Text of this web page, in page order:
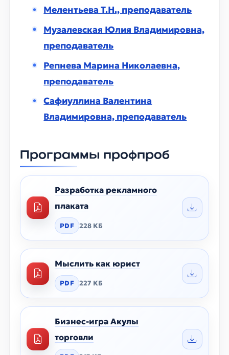
Мелентьева Т.Н., преподаватель
Музалевская Юлия Владимировна,
преподаватель
Репнева Марина Николаевна,
преподаватель
Сафиуллина Валентина
Владимировна, преподаватель
Программы профпроб
Разработка рекламного
плаката
PDF 228 КБ
Мыслить как юрист
PDF 227 КБ
Бизнес-игра Акулы
торговли